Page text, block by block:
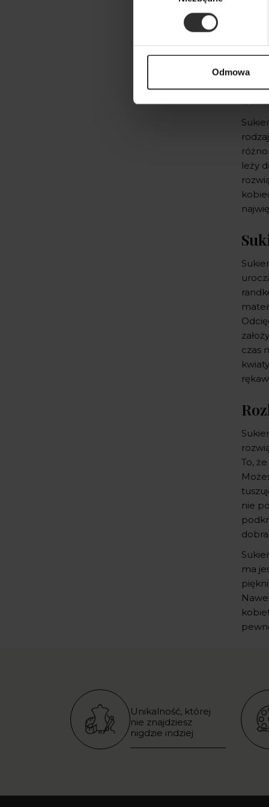
Odmowa
leży
czas
To,
nie
ma
Unikalność, której
nie znajdziesz
nigdzie indziej